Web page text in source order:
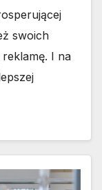
swoich
I na